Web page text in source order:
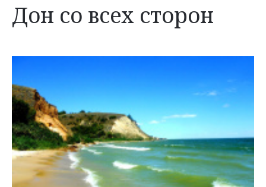
Дон со всех сторон